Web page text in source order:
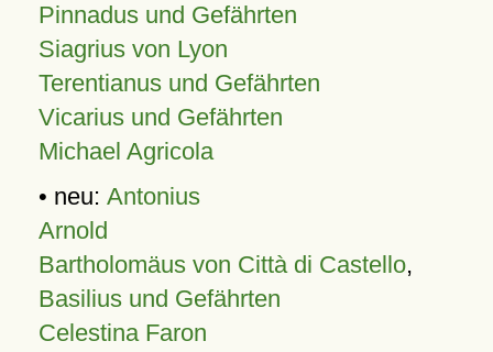
Pinnadus und Gefährten
Siagrius von Lyon
Terentianus und Gefährten
Vicarius und Gefährten
Michael Agricola
• neu: Antonius
Arnold
Bartholomäus von Città di Castello,
Basilius und Gefährten
Celestina Faron